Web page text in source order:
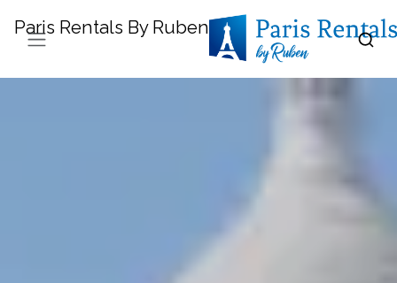
Paris Rentals By Ruben